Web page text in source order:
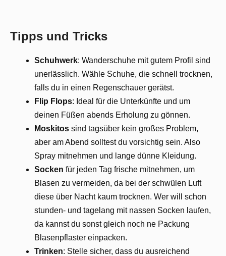
Tipps und Tricks
Schuhwerk: Wanderschuhe mit gutem Profil sind
unerlässlich. Wähle Schuhe, die schnell trocknen,
falls du in einen Regenschauer gerätst.
Flip Flops: Ideal für die Unterkünfte und um
deinen Füßen abends Erholung zu gönnen.
Moskitos sind tagsüber kein großes Problem,
aber am Abend solltest du vorsichtig sein. Also
Spray mitnehmen und lange dünne Kleidung.
Socken für jeden Tag frische mitnehmen, um
Blasen zu vermeiden, da bei der schwülen Luft
diese über Nacht kaum trocknen. Wer will schon
stunden- und tagelang mit nassen Socken laufen,
da kannst du sonst gleich noch ne Packung
Blasenpflaster einpacken.
Trinken: Stelle sicher, dass du ausreichend